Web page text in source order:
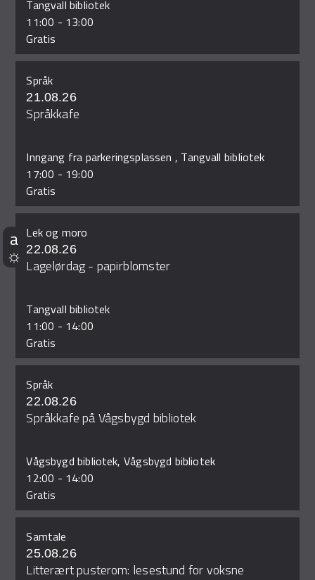
Tangvall bibliotek
11:00 - 13:00
Gratis
Språk
21.08.26
Språkkafe
Inngang fra parkeringsplassen , Tangvall bibliotek
17:00 - 19:00
Gratis
Lek og moro
22.08.26
Lagelørdag - papirblomster
Tangvall bibliotek
11:00 - 14:00
Gratis
Språk
22.08.26
Språkkafe på Vågsbygd bibliotek
Vågsbygd bibliotek, Vågsbygd bibliotek
12:00 - 14:00
Gratis
Samtale
25.08.26
Litterært pusterom: lesestund for voksne